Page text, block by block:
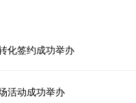
化签约成功举办
活动成功举办